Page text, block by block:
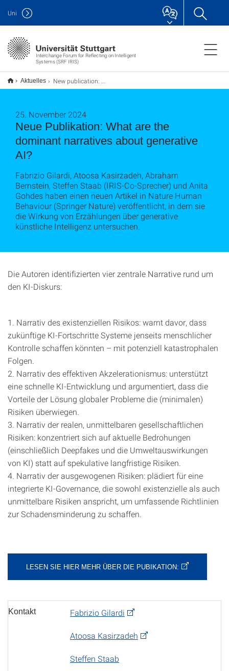
Interchange Forum for Reflecting on Intelligent
Systems (SRF IRIS)
Uni
Aktuelles New publication: What are the dominant narratives about generative AI?
Neue Publikation: What are the
dominant narratives about generative
AI?
25. November 2024
Fabrizio Gilardi, Atoosa Kasirzadeh, Abraham
Bernstein, Steffen Staab (IRIS-Co-Sprecher) und Anita
Gohdes haben einen neuen Artikel in Nature Human
Behaviour (Springer Nature) veröffentlicht, in dem sie
die Wirkung von Erzählungen über generative
künstliche Intelligenz untersuchen.
Die Autoren identifizierten vier zentrale Narrative rund um
den KI-Diskurs:
1. Narrativ des existenziellen Risikos: warnt davor, dass
zukünftige KI-Fortschritte Systeme jenseits menschlicher
Kontrolle schaffen könnten – mit potenziell katastrophalen
Folgen.
2. Narrativ des effektiven Akzelerationismus: unterstützt
eine schnelle KI-Entwicklung und argumentiert, dass die
Vorteile der Lösung globaler Probleme die (minimalen)
Risiken überwiegen.
3. Narrativ der realen, unmittelbaren gesellschaftlichen
Risiken: konzentriert sich auf aktuelle Bedrohungen
(einschließlich Deepfakes und die Umweltauswirkungen
von KI) statt auf spekulative langfristige Risiken.
4. Narrativ der ausgewogenen Risiken: plädiert für eine
integrierte KI-Governance, die sowohl existenzielle als auch
unmittelbare Risiken anspricht, um umfassende Richtlinien
zur Schadensminderung zu schaffen.
LESEN SIE HIER MEHR ÜBER DIE PUBIKATION:
Kontakt Fabrizio Gilardi
Atoosa Kasirzadeh
Steffen Staab